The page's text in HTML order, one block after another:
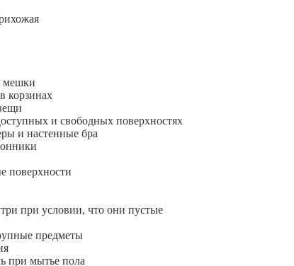
мешки
корзинах
и свободных поверхностях
и настенные бра
поверхности
при условии, что они пустые
предметы
при мытье пола